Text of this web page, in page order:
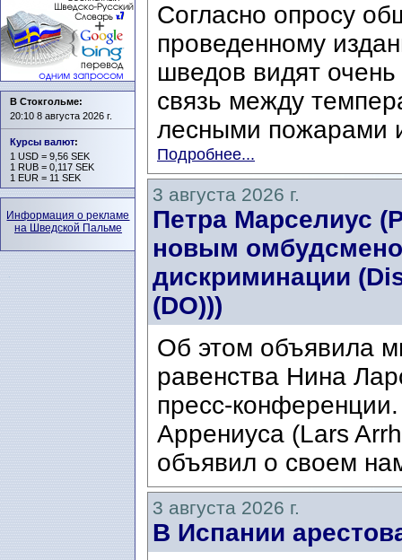
Согласно опросу
проведенному
шведов видят
связь между
лесными пожарами
Подробнее...
3 августа 2026 г.
Петра Марселиус
новым
дискриминации
(DO)))
Об этом объявила
равенства Нина
пресс-
Аррениуса (Lars
объявил о своем
3 августа 2026 г.
В Испании
В Стокгольме:
20:10 8 августа 2026 г.
Курсы валют:
1 USD = 9,56 SEK
1 RUB = 0,117 SEK
1 EUR = 11 SEK
Информация о рекламе
на Шведской Пальме